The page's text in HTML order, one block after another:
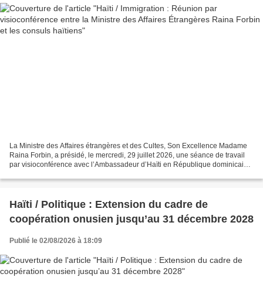
La Ministre des Affaires étrangères et des Cultes, Son Excellence Madame
Raina Forbin, a présidé, le mercredi, 29 juillet 2026, une séance de travail
par visioconférence avec l’Ambassadeur d’Haïti en République dominicaine,
Haïti / Politique : Extension du cadre de
coopération onusien jusqu’au 31 décembre 2028
Publié le 02/08/2026 à 18:09